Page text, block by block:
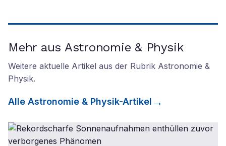
Mehr aus Astronomie & Physik
Weitere aktuelle Artikel aus der Rubrik Astronomie &
Physik.
Alle Astronomie & Physik-Artikel